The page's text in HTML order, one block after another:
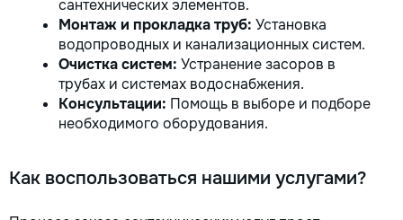
сантехнических элементов.
Монтаж и прокладка труб: Установка
водопроводных и канализационных систем.
Очистка систем: Устранение засоров в
трубах и системах водоснабжения.
Консультации: Помощь в выборе и подборе
необходимого оборудования.
Как воспользоваться нашими услугами?